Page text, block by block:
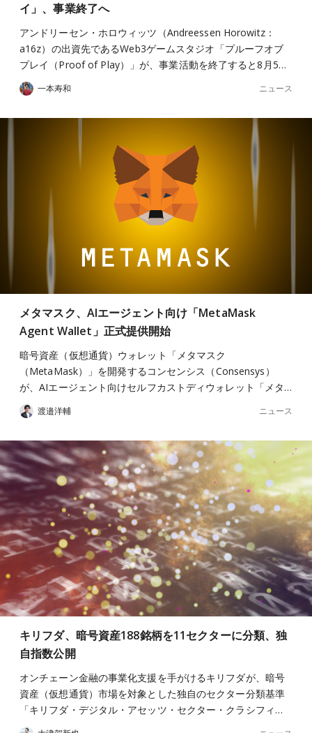
イ」、事業終了へ
アンドリーセン・ホロウィッツ（Andreessen Horowitz：
a16z）の出資先であるWeb3ゲームスタジオ「プルーフオブ
プレイ（Proof of Play）」が、事業活動を終了すると8月5…
一本寿和 ニュース
メタマスク、AIエージェント向け「MetaMask
Agent Wallet」正式提供開始
暗号資産（仮想通貨）ウォレット「メタマスク
（MetaMask）」を開発するコンセンシス（Consensys）
が、AIエージェント向けセルフカストディウォレット「メタ…
渡邉洋輔 ニュース
キリフダ、暗号資産188銘柄を11セクターに分類、独
自指数公開
オンチェーン金融の事業化支援を手がけるキリフダが、暗号
資産（仮想通貨）市場を対象とした独自のセクター分類基準
「キリフダ・デジタル・アセッツ・セクター・クラシフィ…